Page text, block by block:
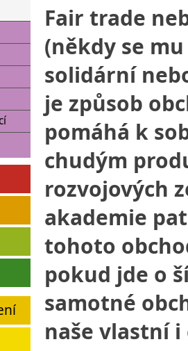
Fair trade
(někdy se
solidární
je způsob
pomáhá k
chudým
rozvojových
akademie
tohoto
pokud jde o
samotné
naše vlastní